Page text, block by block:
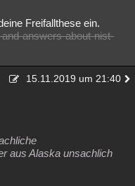
Freifallthese ein.
answers-about-nist-
15.11.2019 um 21:40
aus Alaska unsachlich